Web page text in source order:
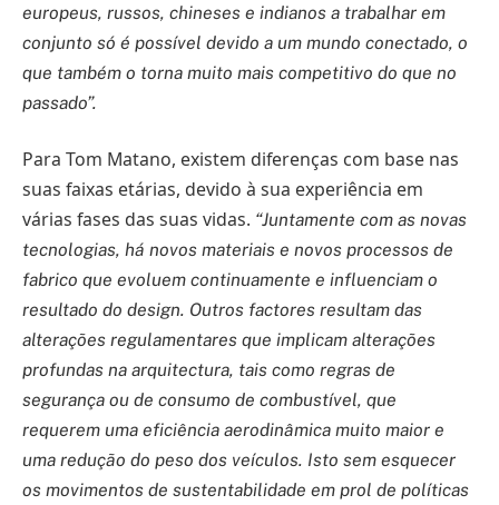
europeus, russos, chineses e indianos a trabalhar em
conjunto só é possível devido a um mundo conectado, o
que também o torna muito mais competitivo do que no
passado”.
Para Tom Matano, existem diferenças com base nas
suas faixas etárias, devido à sua experiência em
várias fases das suas vidas. “Juntamente com as novas
tecnologias, há novos materiais e novos processos de
fabrico que evoluem continuamente e influenciam o
resultado do design. Outros factores resultam das
alterações regulamentares que implicam alterações
profundas na arquitectura, tais como regras de
segurança ou de consumo de combustível, que
requerem uma eficiência aerodinâmica muito maior e
uma redução do peso dos veículos. Isto sem esquecer
os movimentos de sustentabilidade em prol de políticas